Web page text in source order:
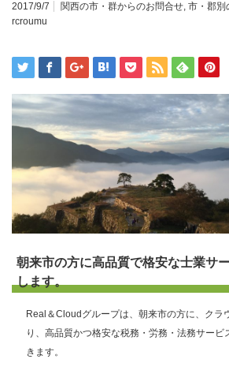
2017/9/7 関西の市・群からのお問合せ, 市・郡別
rcroumu
朝来市の方に高品質で格安な士業サ
します。
Real＆Cloudグループは、朝来市の方に、クラ
り、高品質かつ格安な税務・労務・法務サービ
きます。